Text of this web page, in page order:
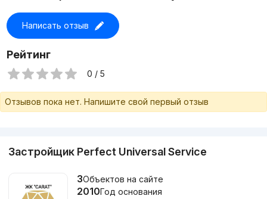
Цены на квартиры в ЖК зависят площади и этажа.
Стоимость квадратного метра варьируется
до 7 600 000 сум. Подробную информацию вы можете
узнать, оставив сообщение на сайте.
Написать отзыв
Рейтинг
0 / 5
Отзывов пока нет. Напишите свой первый отзыв
Застройщик Perfect Universal Service
3Объектов на сайте
2010Год основания